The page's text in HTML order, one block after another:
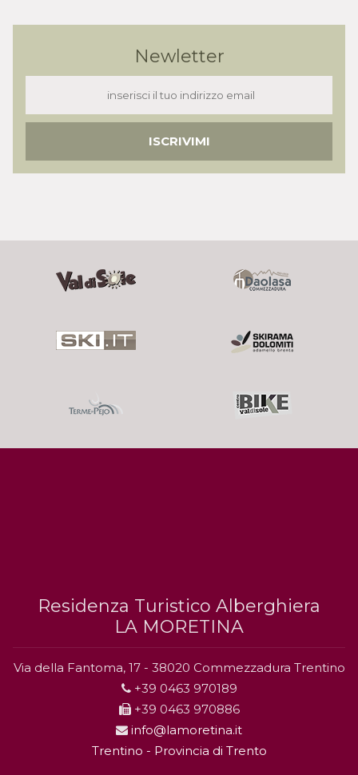
Newletter
Residenza Turistico Alberghiera
LA MORETINA
Via della Fantoma, 17 - 38020 Commezzadura Trentino
+39 0463 970189
+39 0463 970886
info@lamoretina.it
Trentino - Provincia di Trento